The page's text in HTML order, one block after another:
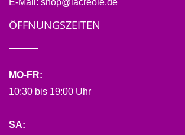
E-Mail: shop@lacreole.de
ÖFFNUNGSZEITEN
MO-FR:
10:30 bis 19:00 Uhr
SA: